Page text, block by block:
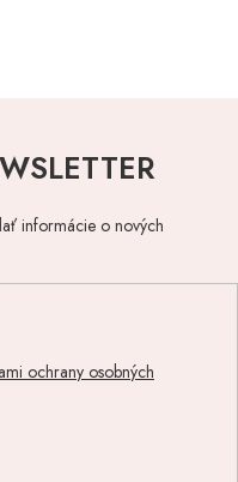
informácie o nových
ochrany osobných